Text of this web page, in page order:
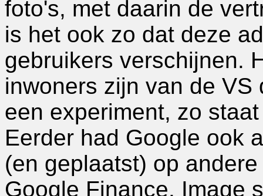
foto's, met daarin de
is het ook zo dat deze
gebruikers verschijnen.
inwoners zijn van de
een experiment, zo
Eerder had Google ook
(en geplaatst) op
Google Finance, Image